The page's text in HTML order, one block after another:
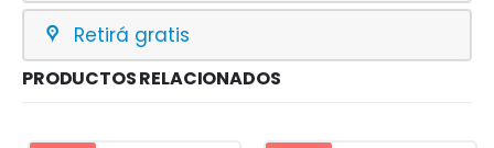
Retirá gratis
PRODUCTOS RELACIONADOS